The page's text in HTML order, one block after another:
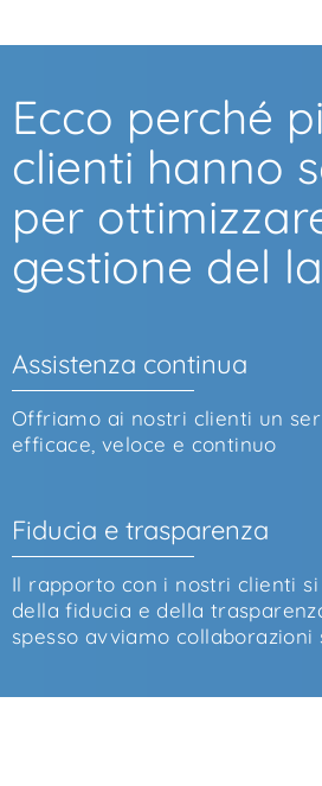
Ecco perché
clienti hanno
per
gestione del
Assistenza continua
Offriamo ai nostri clienti un
efficace, veloce e continuo
Fiducia e trasparenza
Il rapporto con i nostri clienti
della fiducia e della
spesso avviamo collaborazioni